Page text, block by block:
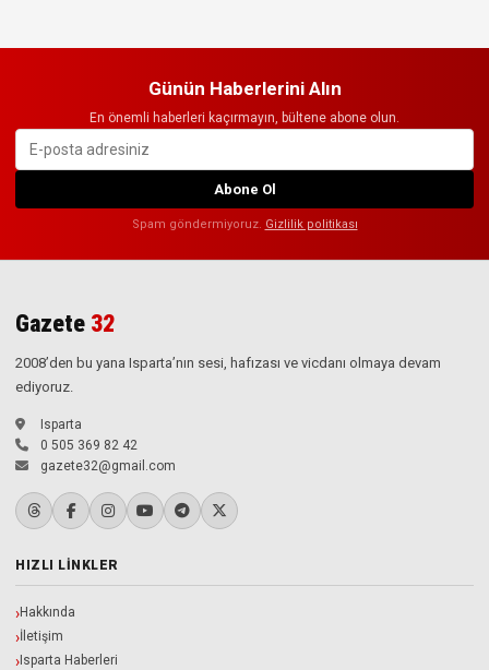
Günün Haberlerini Alın
En önemli haberleri kaçırmayın, bültene abone olun.
Abone Ol
Spam göndermiyoruz. Gizlilik politikası
Gazete 32
2008’den bu yana Isparta’nın sesi, hafızası ve vicdanı olmaya devam
ediyoruz.
Isparta
0 505 369 82 42
gazete32@gmail.com
HIZLI LINKLER
Hakkında
İletişim
Isparta Haberleri